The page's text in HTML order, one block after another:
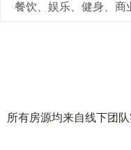
餐饮、娱乐、健身、商
所有房源均来自线下团